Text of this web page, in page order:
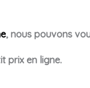
, nous pouvons
prix en ligne.